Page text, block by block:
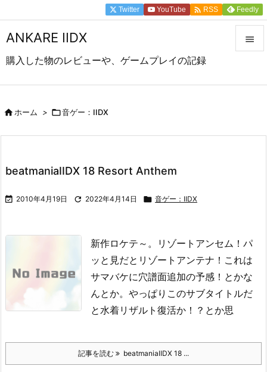
ANKARE IIDX
購入した物のレビューや、ゲームプレイの記録

Twitter YouTube  RSS Feedly
ホーム > 音ゲー：IIDX
beatmaniaIIDX 18 Resort Anthem
 2010年4月19日  2022年4月14日  音ゲー：IIDX
新作ロケテ～。 リゾートアンセム！ パ
ッと見だとリゾートアンテナ！ これは
サマバケに穴譜面追加の予感！ とかな
んとか。 やっぱりこのサブタイトルだ
と水着リザルト復活か！？とか思
記事を読む beatmaniaIIDX 18 ...